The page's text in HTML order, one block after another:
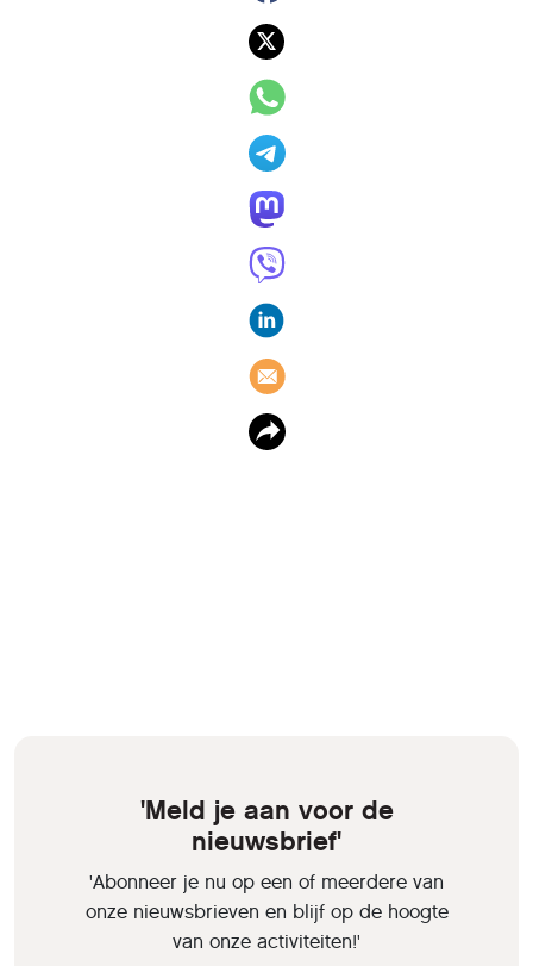
'Meld je aan voor de
nieuwsbrief'
'Abonneer je nu op een of meerdere van
onze nieuwsbrieven en blijf op de hoogte
van onze activiteiten!'